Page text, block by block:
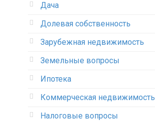
Дача
Долевая собственность
Зарубежная недвижимость
Земельные вопросы
Ипотека
Коммерческая недвижимость
Налоговые вопросы